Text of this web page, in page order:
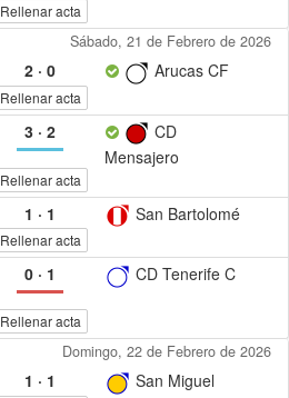
Rellenar acta
Sábado, 21 de Febrero de 2026
2· 0 Arucas CF
Rellenar acta
3· 2
CD
Mensajero
Rellenar acta
1 · 1 San Bartolomé
Rellenar acta
0· 1 CD Tenerife C
Rellenar acta
Domingo, 22 de Febrero de 2026
1 · 1 San Miguel